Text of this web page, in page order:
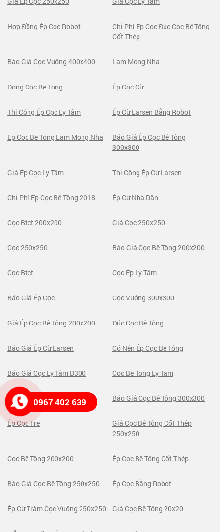
Hợp Đồng Ép Cọc Robot
Chi Phí Ép Cọc Đúc Cọc Bê Tông
Cốt Thép
Báo Giá Cọc Vuông 400x400 Lam Mong Nha
Dong Coc Be Tong Ép Cọc Cừ
Thi Công Ép Cọc Ly Tâm Ép Cừ Larsen Bằng Robot
Ep Coc Be Tong Lam Mong Nha
Báo Giá Ép Cọc Bê Tông
300x300
Giá Ép Cọc Ly Tâm Thi Công Ép Cừ Larsen
Chi Phí Ép Cọc Bê Tông 2018 Ép Cừ Nhà Dân
Cọc Btct 200x200 Giá Cọc 250x250
Cọc 250x250 Báo Giá Cọc Bê Tông 200x200
Cọc Btct Cọc Ép Ly Tâm
Báo Giá Ép Cọc Cọc Vuông 300x300
Giá Ép Cọc Bê Tông 200x200 Đúc Cọc Bê Tông
Báo Giá Ép Cừ Larsen Có Nên Ép Cọc Bê Tông
Báo Giá Cọc Ly Tâm D300 Coc Be Tong Ly Tam
Ép Neo Cọc Bê Tông Báo Giá Cọc Bê Tông 300x300
Ép Cọc Tre
Giá Cọc Bê Tông Cốt Thép
250x250
Cọc Bê Tông 200x200 Ép Cọc Bê Tông Cốt Thép
Báo Giá Cọc Bê Tông 250x250 Ép Cọc Bằng Robot
Ép Cừ Tràm Cọc Vuông 250x250 Giá Cọc Bê Tông 20x20
0967 402 639